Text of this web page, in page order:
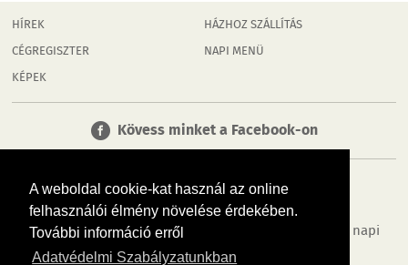
A weboldal cookie-kat használ az online
felhasználói élmény növelése érdekében.
További információ erről
Adatvédelmi Szabályzatunkban
HÍREK
CÉGREGISZTER
KÉPEK
HÁZHOZ SZÁLLÍTÁS
NAPI MENÜ
Kövess minket a Facebook-on
Tudj meg többet városodról! Hírek, programok, képek, napi
menü, cégek…. és minden, ami Dombóvár